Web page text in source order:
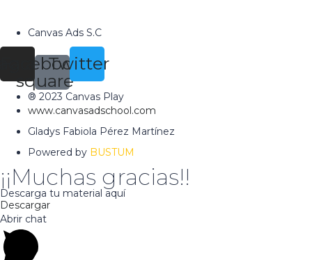
Canvas Ads S.C
Facebook-
square
Twitter
® 2023 Canvas Play
www.canvasadschool.com
Gladys Fabiola Pérez Martínez
Powered by BUSTUM
¡¡Muchas gracias!!
Descarga tu material aquí
Descargar
Abrir chat